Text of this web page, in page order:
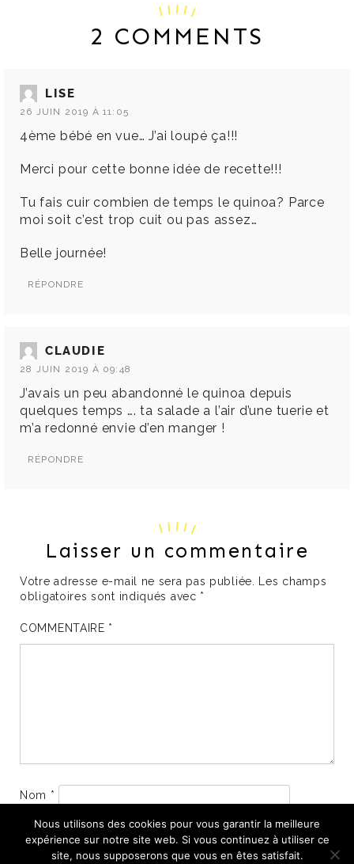
2 COMMENTS
LISE
26 JUIN 2019 À 11:05
4ème bébé en vue… J’ai loupé ça!!!
Merci pour cette bonne idée de recette!!!
Tu fais cuir combien de temps le quinoa? Parce
moi soit c’est trop cuit ou pas assez…
Belle journée!
RÉPONDRE
CLAUDIE
28 JUIN 2019 À 09:48
J’avais un peu abandonné le quinoa depuis
quelques temps …. ta salade a l’air d’une tuerie et
m’a redonné envie d’en manger !
RÉPONDRE
Laisser un commentaire
Votre adresse e-mail ne sera pas publiée. Les champs
obligatoires sont indiqués avec *
COMMENTAIRE *
Nom *
E-mail
Nous utilisons des cookies pour vous garantir la meilleure
expérience sur notre site web. Si vous continuez à utiliser ce
site, nous supposerons que vous en êtes satisfait.